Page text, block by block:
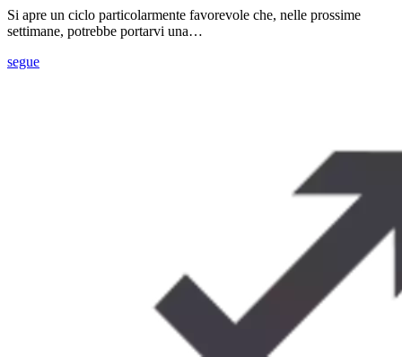
Si apre un ciclo particolarmente favorevole che, nelle prossime
settimane, potrebbe portarvi una…
segue